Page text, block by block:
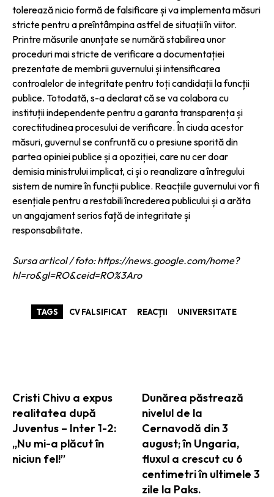
Cristi Chivu a expus
realitatea după
Juventus – Inter 1-2:
„Nu mi-a plăcut în
niciun fel!”
Dunărea păstrează
nivelul de la
Cernavodă din 3
august; în Ungaria,
fluxul a crescut cu 6
centimetri în ultimele 3
zile la Paks.
tolerează nicio formă de falsificare și va implementa măsuri
stricte pentru a preîntâmpina astfel de situații în viitor.
Printre măsurile anunțate se numără stabilirea unor
proceduri mai stricte de verificare a documentației
prezentate de membrii guvernului și intensificarea
controalelor de integritate pentru toți candidații la funcții
publice. Totodată, s-a declarat că se va colabora cu
instituții independente pentru a garanta transparența și
corectitudinea procesului de verificare. În ciuda acestor
măsuri, guvernul se confruntă cu o presiune sporită din
partea opiniei publice și a opoziției, care nu cer doar
demisia ministrului implicat, ci și o reanalizare a întregului
sistem de numire în funcții publice. Reacțiile guvernului vor fi
esențiale pentru a restabili încrederea publicului și a arăta
un angajament serios față de integritate și
responsabilitate.
Sursa articol / foto: https://news.google.com/home?
hl=ro&gl=RO&ceid=RO%3Aro
TAGS CV FALSIFICAT REACȚII UNIVERSITATE